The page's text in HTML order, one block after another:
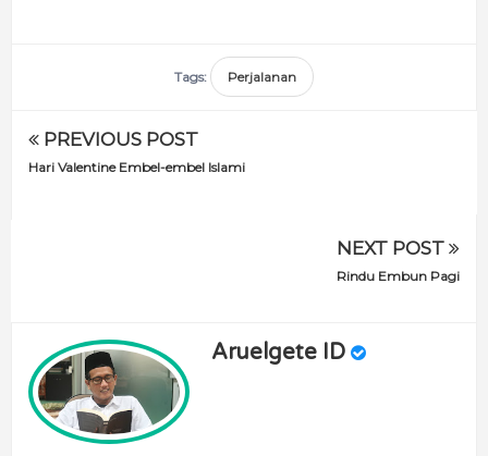
Tags: Perjalanan
PREVIOUS POST
Hari Valentine Embel-embel Islami
NEXT POST
Rindu Embun Pagi
Aruelgete ID